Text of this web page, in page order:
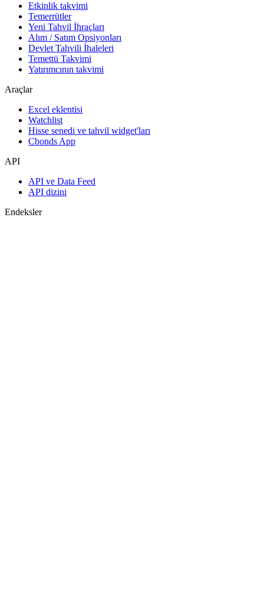
Etkinlik takvimi
Temerrütler
Yeni Tahvil İhraçları
Alım / Satım Opsiyonları
Devlet Tahvili İhaleleri
Temettü Takvimi
Yatırımcının takvimi
Araçlar
Excel eklentisi
Watchlist
Hisse senedi ve tahvil widget'ları
Cbonds App
API
API ve Data Feed
API dizini
Endeksler